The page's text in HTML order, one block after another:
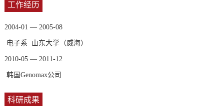
工作经历
2004-01 — 2005-08
电子系 山东大学（威海）
2010-05 — 2011-12
韩国Genomax公司
科研成果